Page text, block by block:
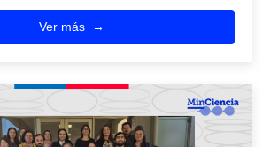
Ver más